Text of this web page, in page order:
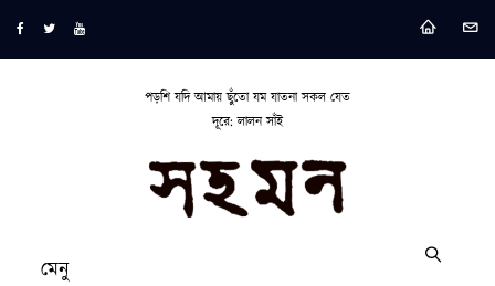
পড়শি যদি আমায় ছুঁতো যম যাতনা সকল যেত
দূরে: লালন সাঁই
মেনু